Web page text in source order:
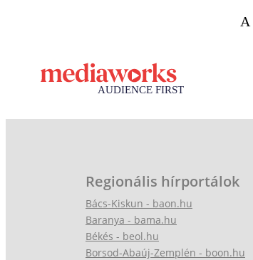
Regionális hírportálok
Bács-Kiskun - baon.hu
Baranya - bama.hu
Békés - beol.hu
Borsod-Abaúj-Zemplén - boon.hu